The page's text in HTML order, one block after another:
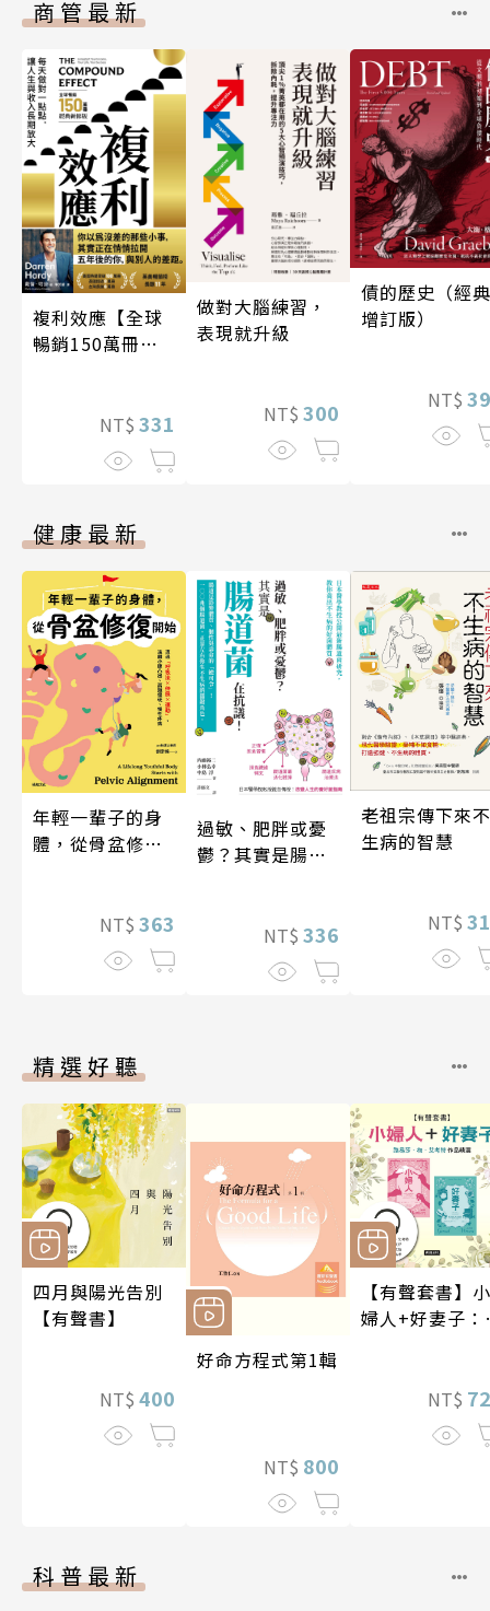
商管最新
複利效應【全球
暢銷150萬冊・
NT$ 331
做對大腦練習，
表現就升級
NT$ 300
債的歷史（經典
增訂版）
NT$
健康最新
年輕一輩子的身
體，從骨盆修復
動」，遠離小腹
凸出、肩頸僵
硬、慢性疼痛
NT$ 363
過敏、肥胖或憂
鬱？其實是腸道
NT$ 336
老祖宗傳下來不
生病的智慧
NT$
精選好聽
四月與陽光告別
【有聲書】
NT$ 400
好命方程式第1輯
NT$ 800
【有聲套書】小
婦人+好妻子：
NT$
科普最新